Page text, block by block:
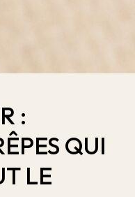
:
QUI
LE